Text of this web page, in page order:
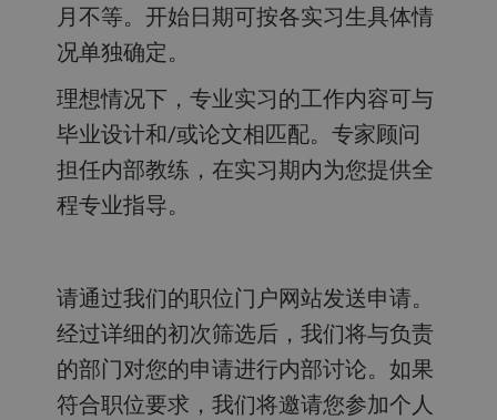
月不等。开始日期可按各实习生具体情
况单独确定。
理想情况下，专业实习的工作内容可与
毕业设计和/或论文相匹配。专家顾问
担任内部教练，在实习期内为您提供全
程专业指导。
请通过我们的职位门户网站发送申请。
经过详细的初次筛选后，我们将与负责
的部门对您的申请进行内部讨论。如果
符合职位要求，我们将邀请您参加个人